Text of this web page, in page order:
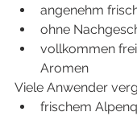
angenehm
ohne
vollkommen
Aromen
Viele Anwender
frischem